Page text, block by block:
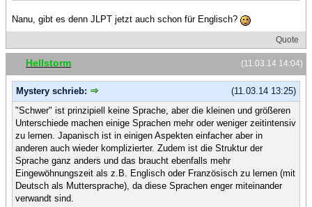
Nanu, gibt es denn JLPT jetzt auch schon für Englisch?
Quote
(11.03.14 14:04)
Hellstorm
(11.03.14 13:25)
Mystery schrieb:
"Schwer" ist prinzipiell keine Sprache, aber die kleinen und größeren
Unterschiede machen einige Sprachen mehr oder weniger zeitintensiv
zu lernen. Japanisch ist in einigen Aspekten einfacher aber in
anderen auch wieder komplizierter. Zudem ist die Struktur der
Sprache ganz anders und das braucht ebenfalls mehr
Eingewöhnungszeit als z.B. Englisch oder Französisch zu lernen (mit
Deutsch als Muttersprache), da diese Sprachen enger miteinander
verwandt sind.